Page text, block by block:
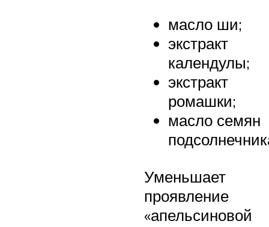
масло ши;
экстракт
календулы;
экстракт
ромашки;
масло семян
Уменьшает
проявление
«апельсиновой